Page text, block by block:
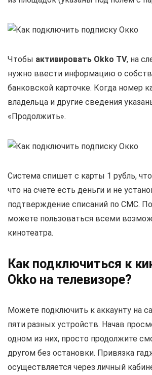
Чтобы активировать Okko TV, на
нужно ввести информацию о
банковской карточке. Когда номер
владельца и другие сведения
«Продолжить».
Система спишет с карты 1 рубль,
что на счете есть деньги и не
подтверждение списаний по СМС.
можете пользоваться всеми
кинотеатра.
Как подключиться к
Okko на телевизоре?
Можете подключить к аккаунту на
пяти разных устройств. Начав
одном из них, просто продолжите
другом без остановки. Привязка
осуществляется через личный